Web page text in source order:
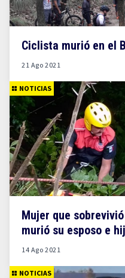
Ciclista murió en el
21 Ago 2021
NOTICIAS
Mujer que
murió su esposo e
14 Ago 2021
NOTICIAS